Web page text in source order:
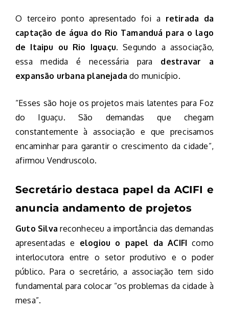
O terceiro ponto apresentado foi a retirada da
captação de água do Rio Tamanduá para o lago
de Itaipu ou Rio Iguaçu. Segundo a associação,
essa medida é necessária para destravar a
expansão urbana planejada do município.
“Esses são hoje os projetos mais latentes para Foz
do Iguaçu. São demandas que chegam
constantemente à associação e que precisamos
encaminhar para garantir o crescimento da cidade”,
afirmou Vendruscolo.
Secretário destaca papel da ACIFI e
anuncia andamento de projetos
Guto Silva reconheceu a importância das demandas
apresentadas e elogiou o papel da ACIFI como
interlocutora entre o setor produtivo e o poder
público. Para o secretário, a associação tem sido
fundamental para colocar “os problemas da cidade à
mesa”.